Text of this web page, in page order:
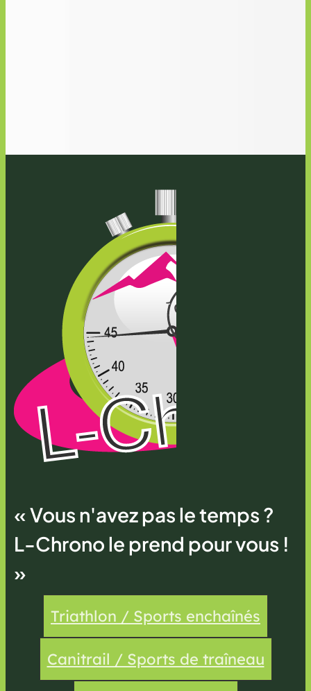
« Vous n'avez pas le temps ?
L-Chrono le prend pour vous !
»
Triathlon / Sports enchaînés
Canitrail / Sports de traîneau